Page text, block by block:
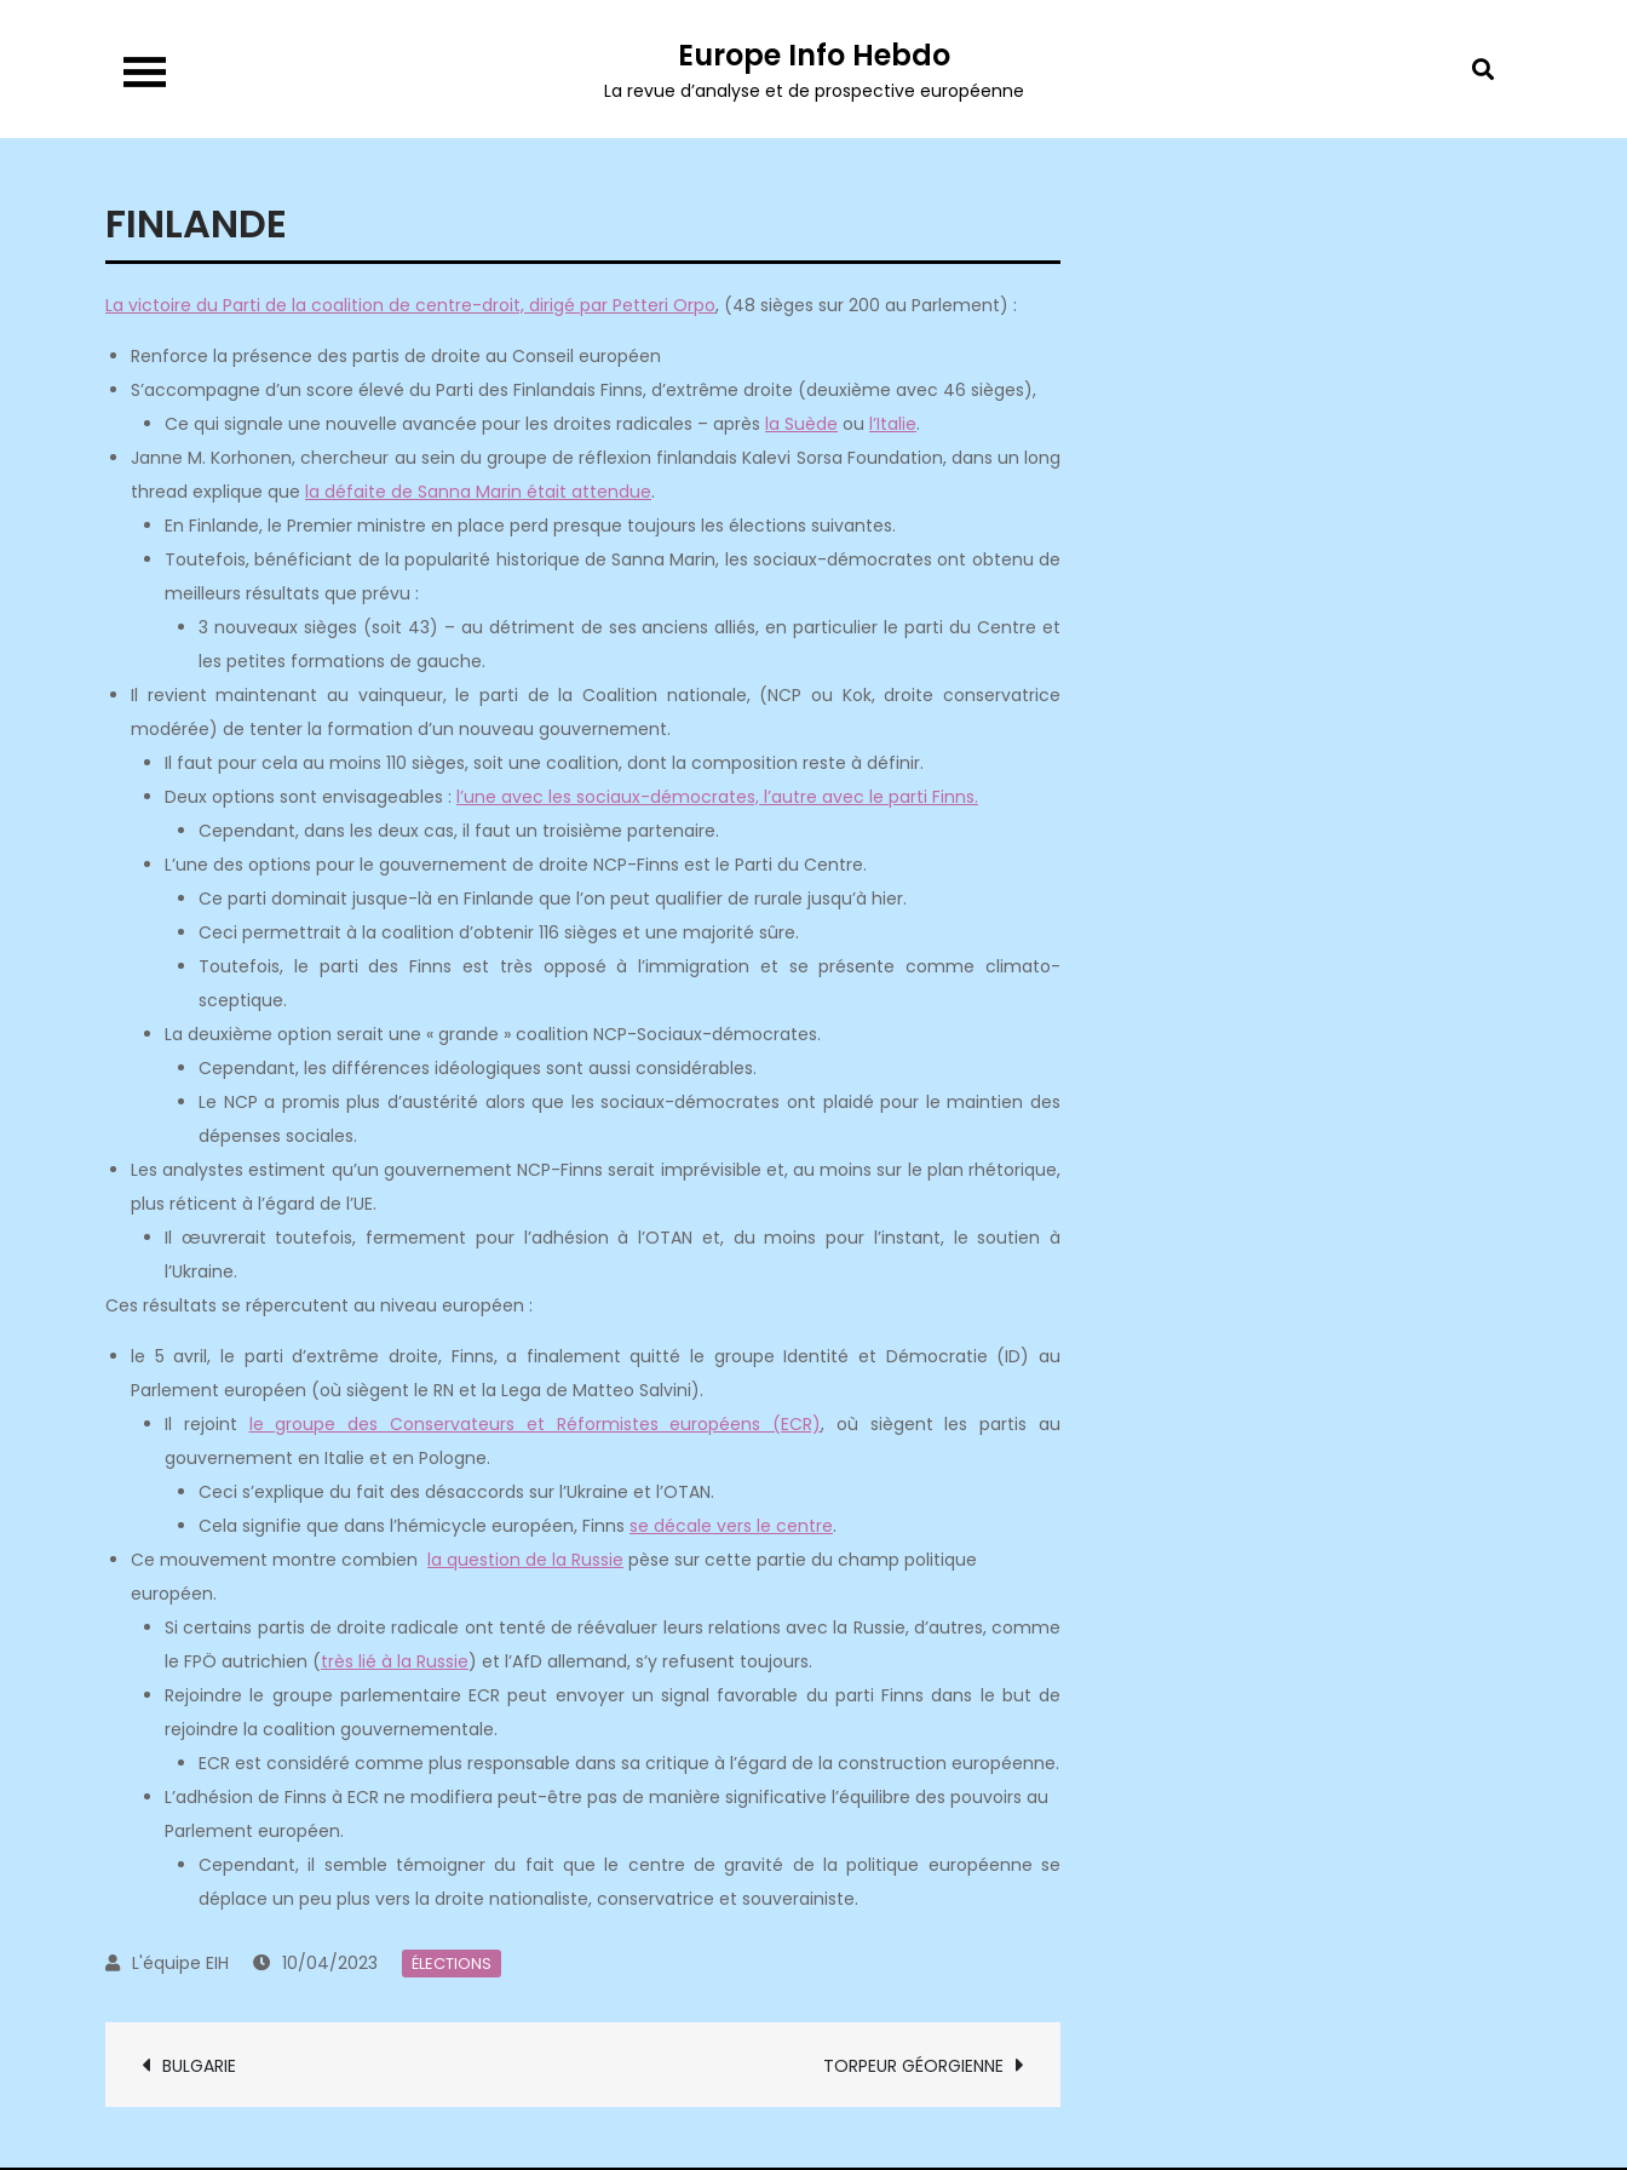
Europe Info Hebdo
La revue d’analyse et de prospective européenne
FINLANDE
La victoire du Parti de la coalition de centre-droit, dirigé par Petteri Orpo, (48 sièges sur 200 au Parlement) :
Renforce la présence des partis de droite au Conseil européen
S’accompagne d’un score élevé du Parti des Finlandais Finns, d’extrême droite (deuxième avec 46 sièges),
Ce qui signale une nouvelle avancée pour les droites radicales – après la Suède ou l’Italie.
Janne M. Korhonen, chercheur au sein du groupe de réflexion finlandais Kalevi Sorsa Foundation, dans un long
thread explique que la défaite de Sanna Marin était attendue.
En Finlande, le Premier ministre en place perd presque toujours les élections suivantes.
Toutefois, bénéficiant de la popularité historique de Sanna Marin, les sociaux-démocrates ont obtenu de
meilleurs résultats que prévu :
3 nouveaux sièges (soit 43) – au détriment de ses anciens alliés, en particulier le parti du Centre et
les petites formations de gauche.
Il revient maintenant au vainqueur, le parti de la Coalition nationale, (NCP ou Kok, droite conservatrice
modérée) de tenter la formation d’un nouveau gouvernement.
Il faut pour cela au moins 110 sièges, soit une coalition, dont la composition reste à définir.
Deux options sont envisageables : l’une avec les sociaux-démocrates, l’autre avec le parti Finns.
Cependant, dans les deux cas, il faut un troisième partenaire.
L’une des options pour le gouvernement de droite NCP-Finns est le Parti du Centre.
Ce parti dominait jusque-là en Finlande que l’on peut qualifier de rurale jusqu’à hier.
Ceci permettrait à la coalition d’obtenir 116 sièges et une majorité sûre.
Toutefois, le parti des Finns est très opposé à l’immigration et se présente comme climato-
sceptique.
La deuxième option serait une « grande » coalition NCP-Sociaux-démocrates.
Cependant, les différences idéologiques sont aussi considérables.
Le NCP a promis plus d’austérité alors que les sociaux-démocrates ont plaidé pour le maintien des
dépenses sociales.
Les analystes estiment qu’un gouvernement NCP-Finns serait imprévisible et, au moins sur le plan rhétorique,
plus réticent à l’égard de l’UE.
Il œuvrerait toutefois, fermement pour l’adhésion à l’OTAN et, du moins pour l’instant, le soutien à
l’Ukraine.
Ces résultats se répercutent au niveau européen :
le 5 avril, le parti d’extrême droite, Finns, a finalement quitté le groupe Identité et Démocratie (ID) au
Parlement européen (où siègent le RN et la Lega de Matteo Salvini).
Il rejoint le groupe des Conservateurs et Réformistes européens (ECR), où siègent les partis au
gouvernement en Italie et en Pologne.
Ceci s’explique du fait des désaccords sur l’Ukraine et l’OTAN.
Cela signifie que dans l’hémicycle européen, Finns se décale vers le centre.
Ce mouvement montre combien la question de la Russie pèse sur cette partie du champ politique
européen.
Si certains partis de droite radicale ont tenté de réévaluer leurs relations avec la Russie, d’autres, comme
le FPÖ autrichien (très lié à la Russie) et l’AfD allemand, s’y refusent toujours.
Rejoindre le groupe parlementaire ECR peut envoyer un signal favorable du parti Finns dans le but de
rejoindre la coalition gouvernementale.
ECR est considéré comme plus responsable dans sa critique à l’égard de la construction européenne.
L’adhésion de Finns à ECR ne modifiera peut-être pas de manière significative l’équilibre des pouvoirs au
Parlement européen.
Cependant, il semble témoigner du fait que le centre de gravité de la politique européenne se
déplace un peu plus vers la droite nationaliste, conservatrice et souverainiste.
10/04/2023 ÉLECTIONS
Navigation
BULGARIE TORPEUR GÉORGIENNE